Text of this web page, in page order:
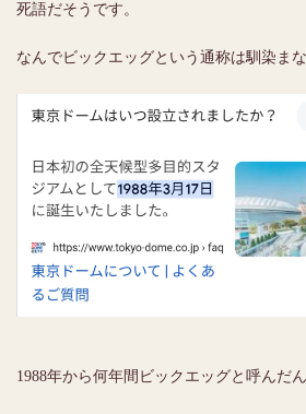
死語だそうです。
なんでビックエッグという通称は馴染ま
1988年から何年間ビックエッグと呼んだ